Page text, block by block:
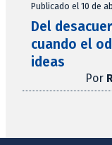
Publicado el 10 de
Del
cuando el
ideas
Por